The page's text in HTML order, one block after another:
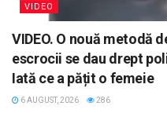
VIDEO
VIDEO. O nouă metodă
escrocii se dau drept
Iată ce a pățit o femeie
6 AUGUST, 2026 286